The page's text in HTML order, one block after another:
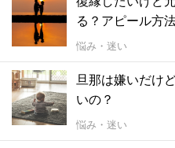
る？アピール方
悩み・迷い
旦那は嫌いだけ
いの？
悩み・迷い